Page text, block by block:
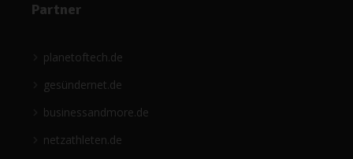
Partner
planetoftech.de
gesündernet.de
businessandmore.de
netzathleten.de